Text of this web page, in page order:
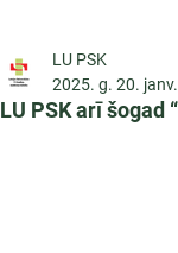
ESF projekti
LU PSK arī šogad
LU PSK
2025. g. 20. janv.